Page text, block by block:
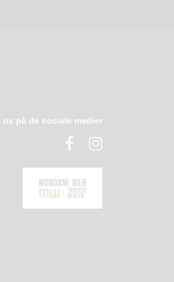
os på de sociale medier